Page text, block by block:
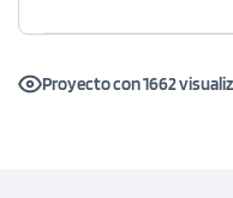
Proyecto con 1662